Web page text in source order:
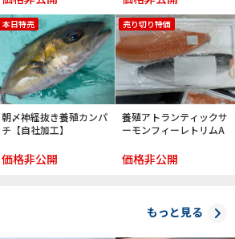
本日特売
朝〆神経抜き養殖カンパ
チ【自社加工】
価格非公開
売り切り特価
養殖アトランティックサ
ーモンフィーレトリムA
価格非公開
もっと見る